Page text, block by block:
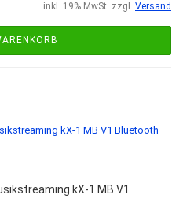
inkl. 19% MwSt. zzgl. Versand
kX-1 MB V1